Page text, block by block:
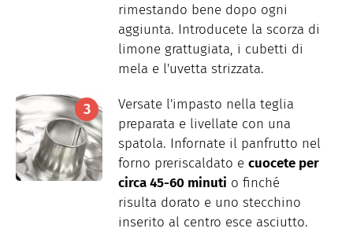
rimestando bene dopo ogni
aggiunta. Introducete la scorza di
limone grattugiata, i cubetti di
mela e l'uvetta strizzata.
Versate l'impasto nella teglia
preparata e livellate con una
spatola. Infornate il panfrutto nel
forno preriscaldato e cuocete per
circa 45-60 minuti o finché
risulta dorato e uno stecchino
inserito al centro esce asciutto.